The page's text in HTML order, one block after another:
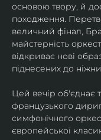
основою твору, й
походження.
величний фінал,
майстерність
відкриває нові
піднесених до
Цей вечір об'єднає
французького
симфонічного
європейської